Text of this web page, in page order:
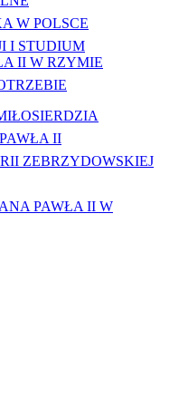
W POLSCE
I STUDIUM
II W RZYMIE
II
ZEBRZYDOWSKIEJ
PAWŁA II W